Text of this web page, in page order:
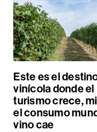
Este es el
vinícola donde el
turismo crece,
el consumo
vino cae